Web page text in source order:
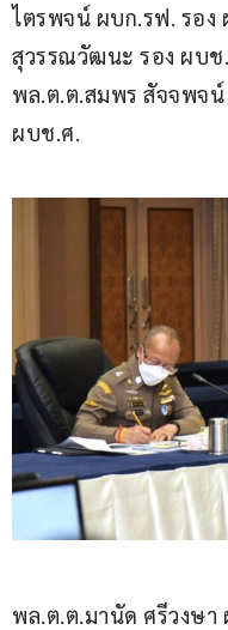
ไตรพจน์ ผบก.รฟ. รอ
สุวรรณวัฒนะ รอง ผบช
พล.ต.ต.สมพร สัจจพจ
ผบช.ศ.
พล.ต.ต.มานัด ศรีวงษา